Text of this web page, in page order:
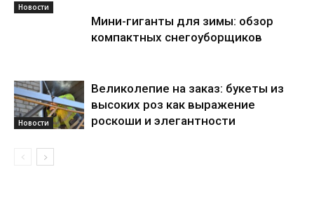
Новости
Мини-гиганты для зимы: обзор
компактных снегоуборщиков
Новости
Великолепие на заказ: букеты из
высоких роз как выражение
роскоши и элегантности